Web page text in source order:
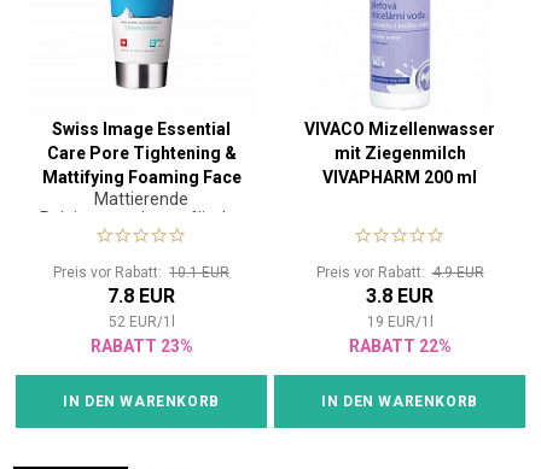
Swiss Image Essential
Care Pore Tightening &
Mattifying Foaming Face
Wash 150 ml
Mattierende
Reinigungsschaum für das
Gesicht
Preis vor Rabatt: 10.1 EUR
7.8 EUR
52 EUR/1
RABATT 23%
IN DEN WARENKORB
VIVACO Mizellenwasser
mit Ziegenmilch
VIVAPHARM 200 ml
Preis vor Rabatt:4.9 EUR
3.8 EUR
19 EUR/1
RABATT 22%
IN DEN WARENKORB